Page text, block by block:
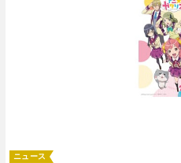
ニュース